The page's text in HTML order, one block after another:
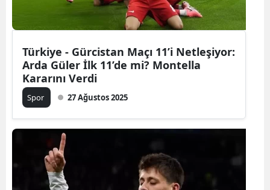
Türkiye - Gürcistan Maçı 11’i Netleşiyor:
Arda Güler İlk 11’de mi? Montella
Kararını Verdi
Spor 27 Ağustos 2025